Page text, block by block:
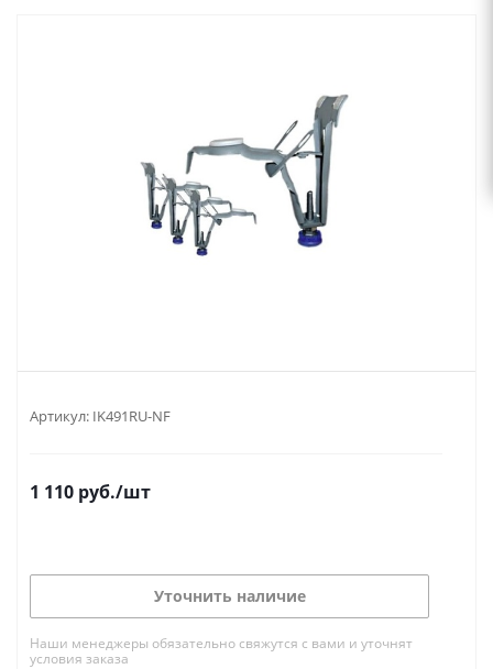
Артикул: IK491RU-NF
1 110 руб./шт
Уточнить наличие
Наши менеджеры обязательно свяжутся с вами и уточнят
условия заказа